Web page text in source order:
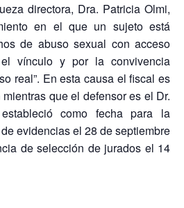
directora, Dra. Patricia Olmi,
en el que un sujeto está
de abuso sexual con acceso
vínculo y por la convivencia
real”. En esta causa el fiscal es
que el defensor es el Dr.
como fecha para la
evidencias el 28 de septiembre
de selección de jurados el 14